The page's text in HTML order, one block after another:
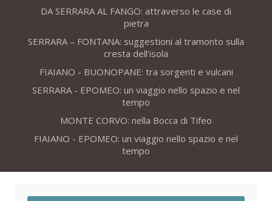
DA SERRARA AL FANGO: attraverso le case di
pietra
SERRARA – FONTANA: suggestioni al tramonto sulla
cresta dell’isola
FIAIANO - BUONOPANE: tra sorgenti e vulcani
SERRARA - EPOMEO: un viaggio nello spazio e nel
tempo
MONTE CORVO: nella Bocca di Tifeo
FIAIANO - EPOMEO: un viaggio nello spazio e nel
tempo